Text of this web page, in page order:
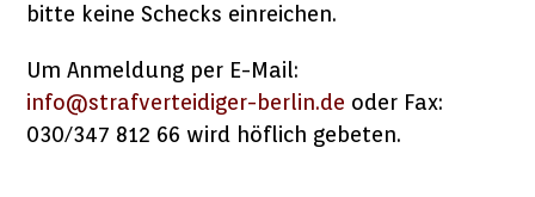
bitte keine Schecks einreichen.
Um Anmeldung per E-Mail:
info@strafverteidiger-berlin.de oder Fax:
030/347 812 66 wird höflich gebeten.